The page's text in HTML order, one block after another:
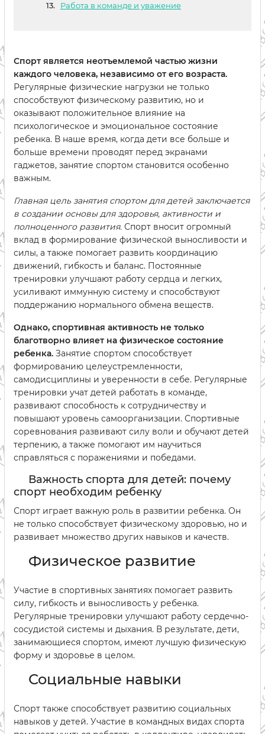
Работа в команде и уважение
Спорт является неотъемлемой частью жизни
каждого человека, независимо от его возраста.
Регулярные физические нагрузки не только
способствуют физическому развитию, но и
оказывают положительное влияние на
психологическое и эмоциональное состояние
ребенка. В наше время, когда дети все больше и
больше времени проводят перед экранами
гаджетов, занятие спортом становится особенно
важным.
Главная цель занятия спортом для детей заключается
в создании основы для здоровья, активности и
полноценного развития. Спорт вносит огромный
вклад в формирование физической выносливости и
силы, а также помогает развить координацию
движений, гибкость и баланс. Постоянные
тренировки улучшают работу сердца и легких,
усиливают иммунную систему и способствуют
поддержанию нормального обмена веществ.
Однако, спортивная активность не только
благотворно влияет на физическое состояние
ребенка. Занятие спортом способствует
формированию целеустремленности,
самодисциплины и уверенности в себе. Регулярные
тренировки учат детей работать в команде,
развивают способность к сотрудничеству и
повышают уровень самоорганизации. Спортивные
соревнования развивают силу воли и обучают детей
терпению, а также помогают им научиться
справляться с поражениями и победами.
Важность спорта для детей: почему
спорт необходим ребенку
Спорт играет важную роль в развитии ребенка. Он
не только способствует физическому здоровью, но и
развивает множество других навыков и качеств.
Физическое развитие
Участие в спортивных занятиях помогает развить
силу, гибкость и выносливость у ребенка.
Регулярные тренировки улучшают работу сердечно-
сосудистой системы и дыхания. В результате, дети,
занимающиеся спортом, имеют лучшую физическую
форму и здоровье в целом.
Социальные навыки
Спорт также способствует развитию социальных
навыков у детей. Участие в командных видах спорта